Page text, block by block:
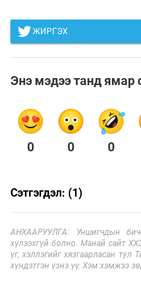
ЖИРГЭХ
Энэ мэдээ танд ямар
0 0 0
Сэтгэгдэл: (1)
АНХААРУУЛГА: Уншигчдын
хүлээхгүй болно. Манай сайт
үг, хэллэгийг хязгаарласан тул
хүндэтгэн үзнэ үү. Хэм хэмжээ